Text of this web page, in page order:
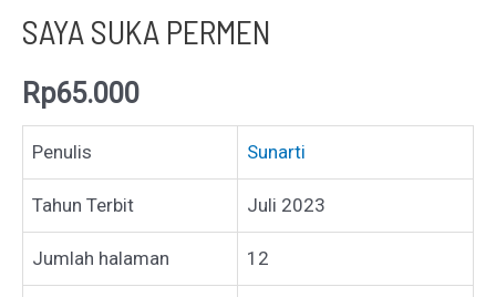
SAYA SUKA PERMEN
Rp65.000
Penulis Sunarti
Tahun Terbit Juli 2023
Jumlah halaman 12